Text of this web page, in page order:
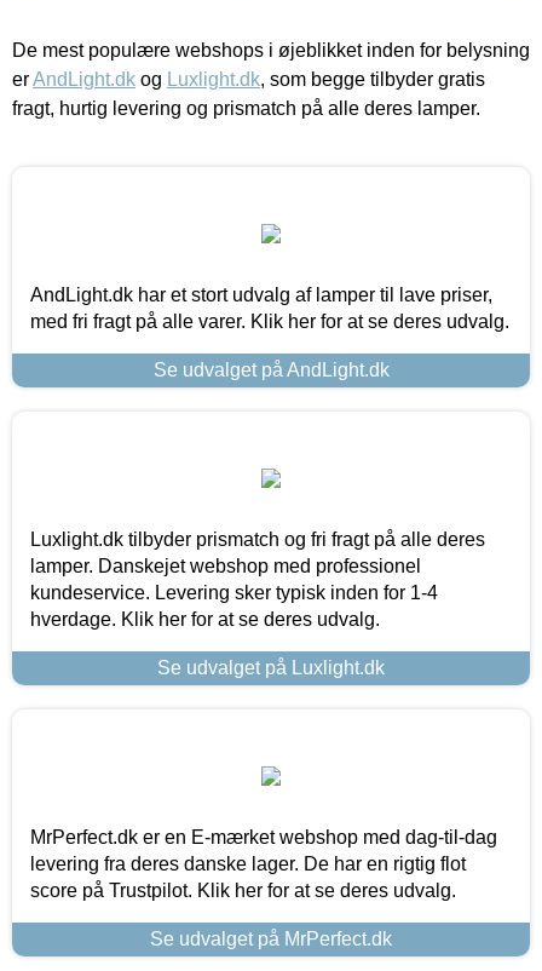
De mest populære webshops i øjeblikket inden for belysning
erAndLight.dk og Luxlight.dk, som begge tilbyder gratis
fragt, hurtig levering og prismatch på alle deres lamper.
AndLight.dk har et stort udvalg af lamper til lave priser,
med fri fragt på alle varer. Klik her for at se deres udvalg.
Se udvalget på AndLight.dk
Luxlight.dk tilbyder prismatch og fri fragt på alle deres
lamper. Danskejet webshop med professionel
kundeservice. Levering sker typisk inden for 1-4
hverdage. Klik her for at se deres udvalg.
Se udvalget på Luxlight.dk
MrPerfect.dk er en E-mærket webshop med dag-til-dag
levering fra deres danske lager. De har en rigtig flot
score på Trustpilot. Klik her for at se deres udvalg.
Se udvalget på MrPerfect.dk